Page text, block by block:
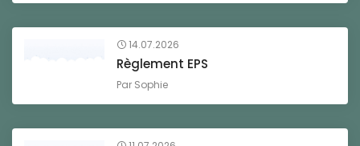
14.07.2026
Règlement EPS
Par Sophie